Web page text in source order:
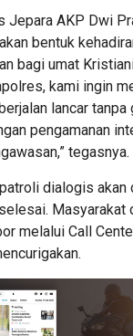
Jepara AKP Dwi
bentuk
bagi umat
kami ingin
lancar tanpa
pengamanan
tegasnya.
dialogis akan
Masyarakat
melalui Call